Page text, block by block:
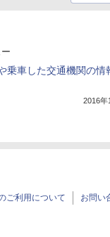
乗車した交通機関の情
2016年
ご利用について お問い